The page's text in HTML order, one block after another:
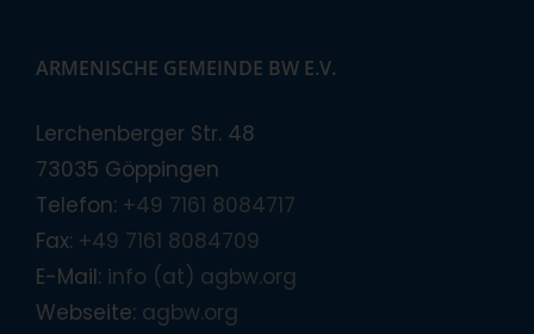
ARMENISCHE GEMEINDE BW E.V.
Lerchenberger Str. 48
73035 Göppingen
Telefon: +49 7161 8084717
Fax: +49 7161 8084709
E-Mail: info (at) agbw.org
Webseite: agbw.org